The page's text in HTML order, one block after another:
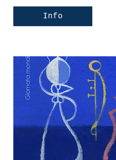
Info